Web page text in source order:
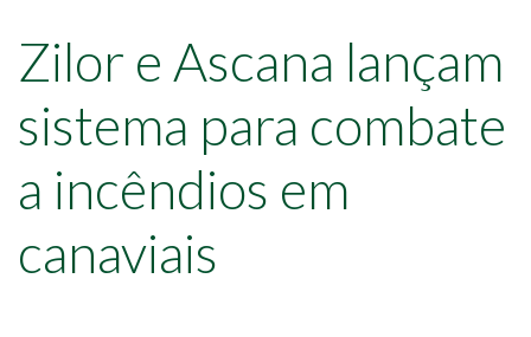
Zilor e Ascana lançam
sistema para combate
a incêndios em
canaviais